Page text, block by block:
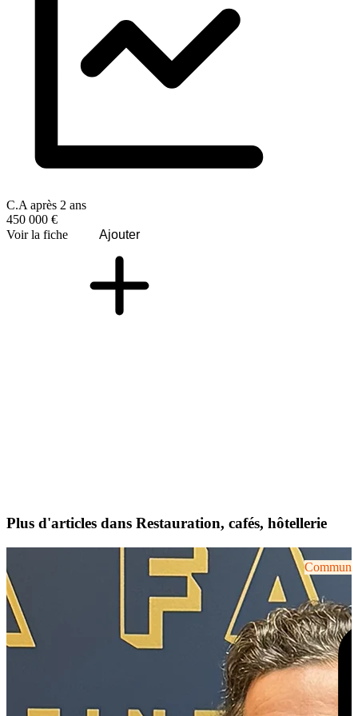
C.A après 2 ans
450 000 €
Voir la fiche
Ajouter
Plus d'articles dans Restauration, cafés, hôtellerie